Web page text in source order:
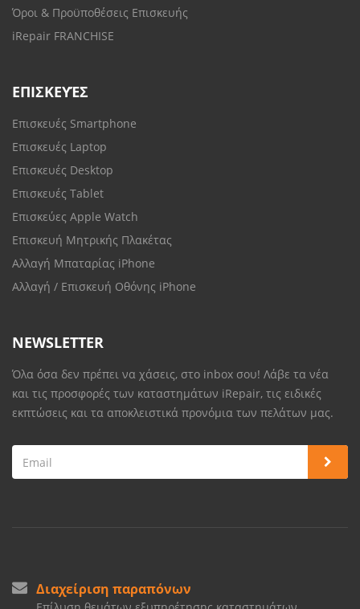
Όροι & Προϋποθέσεις Επισκευής
iRepair FRANCHISE
ΕΠΙΣΚΕΥΈΣ
Επισκευές Smartphone
Επισκευές Laptop
Επισκευές Desktop
Επισκευές Tablet
Επισκεύες Apple Watch
Επισκευή Μητρικής Πλακέτας
Αλλαγή Μπαταρίας iPhone
Αλλαγή / Επισκευή Οθόνης iPhone
NEWSLETTER
Όλα όσα δεν πρέπει να χάσεις, στο inbox σου! Λάβε τα νέα
και τις προσφορές των καταστημάτων iRepair, τις ειδικές
εκπτώσεις και τα αποκλειστικά προνόμια των πελάτων μας.
Διαχείριση παραπόνων